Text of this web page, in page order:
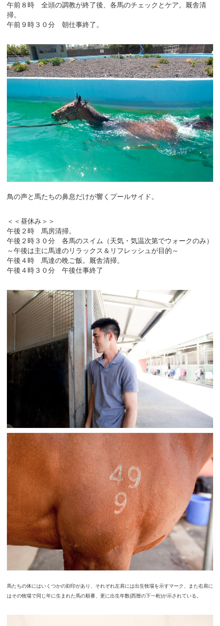
午前８時 全頭の調教が終了後、各馬のチェックとケア。厩舎清
掃。
午前９時３０分 朝仕事終了。
鳥の声と馬たちの鼻息だけが響くプールサイド。
＜＜昼休み＞＞
午後２時 馬房清掃。
午後２時３０分 各馬のスイム（天気・気温次第でウォークのみ）
～午後は主に馬達のリラックス＆リフレッシュが目的～
午後４時 馬達の晩ご飯。厩舎清掃。
午後４時３０分 午後仕事終了
馬たちの体にはいくつかの刻印があり、それぞれ左肩には出生牧場を示すマーク、また右肩に
はその牧場で同じ年に生まれた馬の順番、更に出生年数(西暦の下一桁)が示されている。